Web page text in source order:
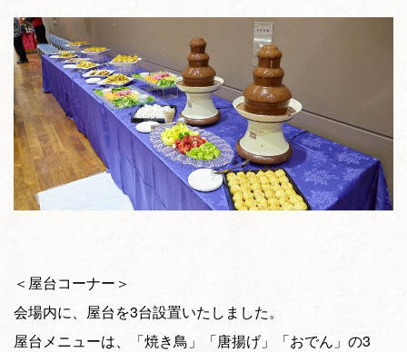
＜屋台コーナー＞
会場内に、屋台を3台設置いたしました。
屋台メニューは、「焼き鳥」「唐揚げ」「おでん」の3